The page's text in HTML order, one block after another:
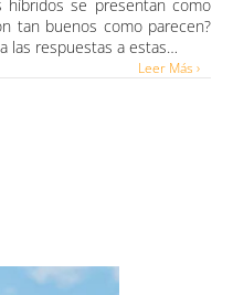
híbridos se presentan como
tan buenos como parecen?
las respuestas a estas…
Leer Más ›